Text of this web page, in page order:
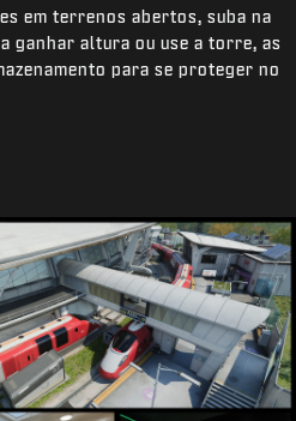
em terrenos abertos, suba na
ganhar altura ou use a torre, as
para se proteger no